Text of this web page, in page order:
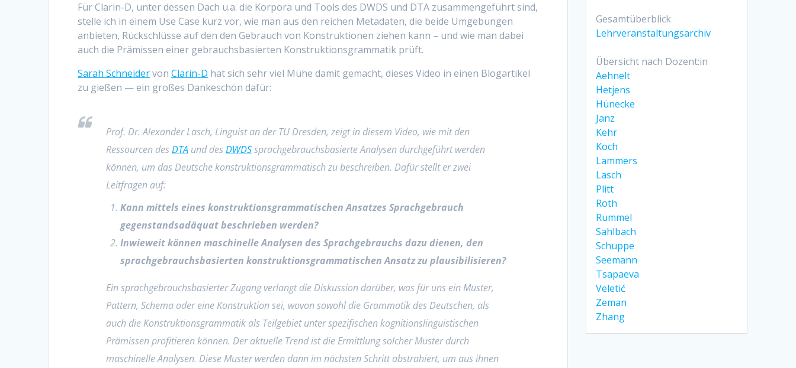
Für Clarin-D, unter dessen Dach u.a. die Korpora und Tools des DWDS und DTA zusammengeführt sind,
stelle ich in einem Use Case kurz vor, wie man aus den reichen Metadaten, die beide Umgebungen
anbieten, Rückschlüsse auf den den Gebrauch von Konstruktionen ziehen kann – und wie man dabei
auch die Prämissen einer gebrauchsbasierten Konstruktionsgrammatik prüft.
Sarah SchneidervonClarin-D hat sich sehr viel Mühe damit gemacht, dieses Video in einen Blogartikel
zu gießen — ein großes Dankeschön dafür:
Prof. Dr. Alexander Lasch, Linguist an der TU Dresden, zeigt in diesem Video, wie mit den
Ressourcen desDTA und desDWDSsprachgebrauchsbasierte Analysen durchgeführt werden
können, um das Deutsche konstruktionsgrammatisch zu beschreiben. Dafür stellt er zwei
Leitfragen auf:
Kann mittels eines konstruktionsgrammatischen Ansatzes Sprachgebrauch
gegenstandsadäquat beschrieben werden?
Inwieweit können maschinelle Analysen des Sprachgebrauchs dazu dienen, den
sprachgebrauchsbasierten konstruktionsgrammatischen Ansatz zu plausibilisieren?
Ein sprachgebrauchsbasierter Zugang verlangt die Diskussion darüber, was für uns ein Muster,
Pattern, Schema oder eine Konstruktion sei, wovon sowohl die Grammatik des Deutschen, als
auch die Konstruktionsgrammatik als Teilgebiet unter spezifischen kognitionslinguistischen
Prämissen profitieren können. Der aktuelle Trend ist die Ermittlung solcher Muster durch
maschinelle Analysen. Diese Muster werden dann im nächsten Schritt abstrahiert, um aus ihnen
Gesamtüberblick
Lehrveranstaltungsarchiv
Übersicht nach Dozent:in
Aehnelt
Hetjens
Hünecke
Janz
Kehr
Koch
Lammers
Lasch
Plitt
Roth
Rummel
Sahlbach
Schuppe
Seemann
Tsapaeva
Veletić
Zeman
Zhang